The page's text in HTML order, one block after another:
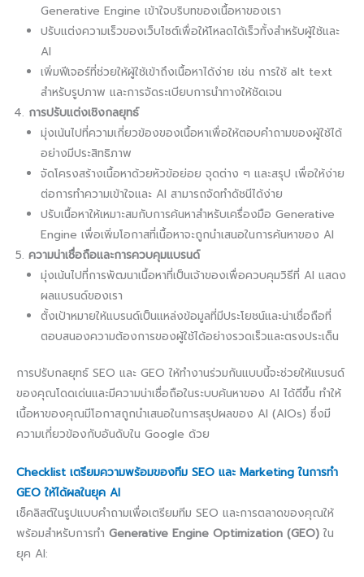
Generative Engine เข้าใจบริบทของเนื้อหาของเรา
ปรับแต่งความเร็วของเว็บไซต์เพื่อให้โหลดได้เร็วทั้งสำหรับผู้ใช้และ
AI
เพิ่มฟีเจอร์ที่ช่วยให้ผู้ใช้เข้าถึงเนื้อหาได้ง่าย เช่น การใช้ alt text
สำหรับรูปภาพ และการจัดระเบียบการนำทางให้ชัดเจน
การปรับแต่งเชิงกลยุทธ์
มุ่งเน้นไปที่ความเกี่ยวข้องของเนื้อหาเพื่อให้ตอบคำถามของผู้ใช้ได้
อย่างมีประสิทธิภาพ
จัดโครงสร้างเนื้อหาด้วยหัวข้อย่อย จุดต่าง ๆ และสรุป เพื่อให้ง่าย
ต่อการทำความเข้าใจและ AI สามารถจัดทำดัชนีได้ง่าย
ปรับเนื้อหาให้เหมาะสมกับการค้นหาสำหรับเครื่องมือ Generative
Engine เพื่อเพิ่มโอกาสที่เนื้อหาจะถูกนำเสนอในการค้นหาของ AI
ความน่าเชื่อถือและการควบคุมแบรนด์
มุ่งเน้นไปที่การพัฒนาเนื้อหาที่เป็นเจ้าของเพื่อควบคุมวิธีที่ AI แสดง
ผลแบรนด์ของเรา
ตั้งเป้าหมายให้แบรนด์เป็นแหล่งข้อมูลที่มีประโยชน์และน่าเชื่อถือที่
ตอบสนองความต้องการของผู้ใช้ได้อย่างรวดเร็วและตรงประเด็น
การปรับกลยุทธ์ SEO และ GEO ให้ทำงานร่วมกันแบบนี้จะช่วยให้แบรนด์
ของคุณโดดเด่นและมีความน่าเชื่อถือในระบบค้นหาของ AI ได้ดีขึ้น ทำให้
เนื้อหาของคุณมีโอกาสถูกนำเสนอในการสรุปผลของ AI (AIOs) ซึ่งมี
ความเกี่ยวข้องกับอันดับใน Google ด้วย
Checklist เตรียมความพร้อมของทีม SEO และ Marketing ในการทำ
GEO ให้ได้ผลในยุค AI
เช็คลิสต์ในรูปแบบคำถามเพื่อเตรียมทีม SEO และการตลาดของคุณให้
พร้อมสำหรับการทำ Generative Engine Optimization (GEO) ใน
ยุค AI: